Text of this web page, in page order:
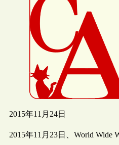
2015年11月24日
2015年11月23日、World Wide